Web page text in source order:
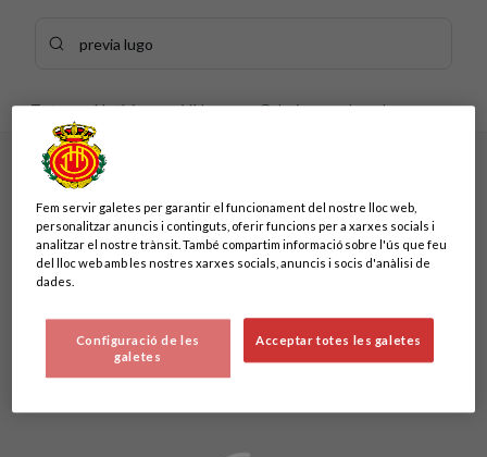
Introdueix la teva cerca, espera uns instants i et
Tots Notícies Vídeos Galeries Jugadors
Sense resultats
Sense resultats
Fem servir galetes per garantir el funcionament del nostre lloc web,
personalitzar anuncis i continguts, oferir funcions per a xarxes socials i
analitzar el nostre trànsit. També compartim informació sobre l'ús que feu
del lloc web amb les nostres xarxes socials, anuncis i socis d'anàlisi de
dades.
Acceptar totes les galetes
Configuració de les
galetes